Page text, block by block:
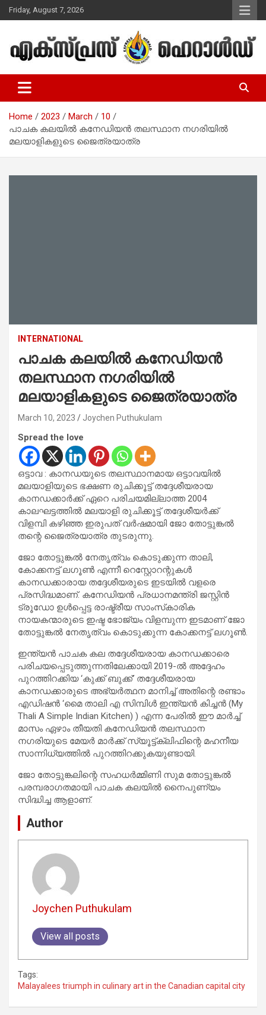
Skip
to
Friday, August 7, 2026
Express Herald – Malayalam
Christian News
Home 2023 March
10
പാചക കലയില്‍ കനേഡിയന്‍ തലസ്ഥാന നഗരിയില്‍
മലയാളികളുടെ ജൈത്രയാത്ര
INTERNATIONAL
പാചക കലയില്‍ കനേഡിയന്‍
തലസ്ഥാന നഗരിയില്‍
മലയാളികളുടെ ജൈത്രയാത്ര
March 10, 2023 Joychen Puthukulam
Spread the love
ഒട്ടാവ : കാനഡയുടെ തലസ്ഥാനമായ ഒട്ടാവയില്‍
മലയാളിയുടെ ഭക്ഷണ രുചിക്കൂട്ട് തദ്ദേശീയരായ
കാനഡക്കാര്‍ക്ക് ഏറെ പരിചയമില്ലാത്ത 2004
കാലഘട്ടത്തില്‍ മലയാളി രുചിക്കൂട്ട് തദ്ദേശീയര്‍ക്ക്
വിളമ്പി കഴിഞ്ഞ ഇരുപത് വര്‍ഷമായി ജോ തോട്ടുങ്കല്‍
തന്റെ ജൈത്രയാത്ര തുടരുന്നു.
ജോ തോട്ടുങ്കല്‍ നേതൃത്വം കൊടുക്കുന്ന താലി,
കോക്കനട്ട് ലഗൂണ്‍ എന്നീ റെസ്റ്റോറന്റുകള്‍
കാനഡക്കാരായ തദ്ദേശീയരുടെ ഇടയില്‍ വളരെ
പ്രസിദ്ധമാണ്. കനേഡിയന്‍ പ്രധാനമന്ത്രി ജസ്റ്റിന്‍
ട്രൂഡോ ഉള്‍പ്പെട്ട രാഷ്ട്രീയ സാംസ്‌കാരിക
നായകന്മാരുടെ ഇഷ്ട ഭോജ്യം വിളമ്പുന്ന ഇടമാണ് ജോ
തോട്ടുങ്കല്‍ നേതൃത്വം കൊടുക്കുന്ന കോക്കനട്ട് ലഗൂണ്‍.
ഇന്ത്യന്‍ പാചക കല തദ്ദേശീയരായ കാനഡക്കാരെ
പരിചയപ്പെടുത്തുന്നതിലേക്കായി 2019-ല്‍ അദ്ദേഹം
പുറത്തിറക്കിയ ‘കുക്ക് ബുക്ക്’ തദ്ദേശീയരായ
കാനഡക്കാരുടെ അഭ്യര്‍ത്ഥന മാനിച്ച് അതിന്റെ രണ്ടാം
എഡിഷന്‍ ‘മൈ താലി എ സിമ്പിള്‍ ഇന്ത്യന്‍ കിച്ചന്‍ (My
Thali A Simple Indian Kitchen) ) എന്ന പേരില്‍ ഈ മാര്‍ച്ച്
മാസം ഏഴാം തീയതി കനേഡിയന്‍ തലസ്ഥാന
നഗരിയുടെ മേയര്‍ മാര്‍ക്ക് സ്യൂട്ട്ക്ലിഫിന്റെ മഹനീയ
സാന്നിധ്യത്തില്‍ പുറത്തിറക്കുകയുണ്ടായി.
ജോ തോട്ടുങ്കലിന്റെ സഹധര്‍മ്മിണി സുമ തോട്ടുങ്കല്‍
പരമ്പരാഗതമായി പാചക കലയില്‍ നൈപുണ്യം
സിദ്ധിച്ച ആളാണ്.
Author
Joychen Puthukulam
View all posts
Tags:
Malayalees triumph in culinary art in the Canadian capital city